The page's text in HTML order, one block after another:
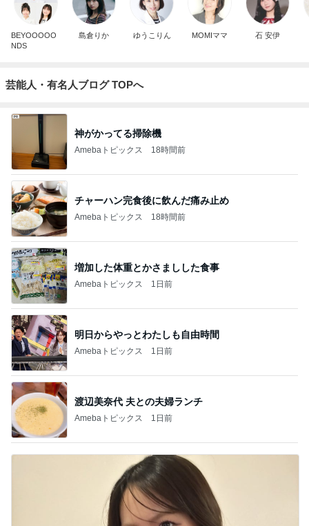
BEYOOOOO
NDS
島倉りか ゆうこりん MOMIママ 石 安伊
芸能人・有名人ブログ TOPへ
神がかってる掃除機
Amebaトピックス 18時間前
チャーハン完食後に飲んだ痛み止め
Amebaトピックス 18時間前
増加した体重とかさましした食事
Amebaトピックス 1日前
明日からやっとわたしも自由時間
Amebaトピックス 1日前
渡辺美奈代 夫との夫婦ランチ
Amebaトピックス 1日前